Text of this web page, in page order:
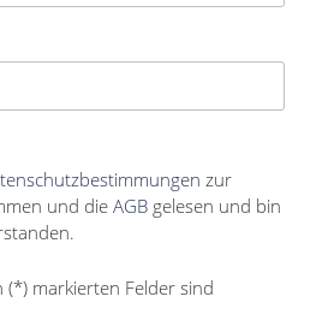
zur
und die AGB gelesen und bin
(*) markierten Felder sind